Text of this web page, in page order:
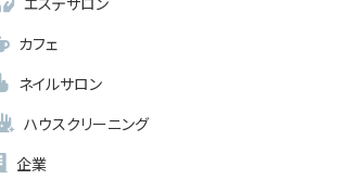
カフェ
ネイルサロン
ハウスクリーニング
企業